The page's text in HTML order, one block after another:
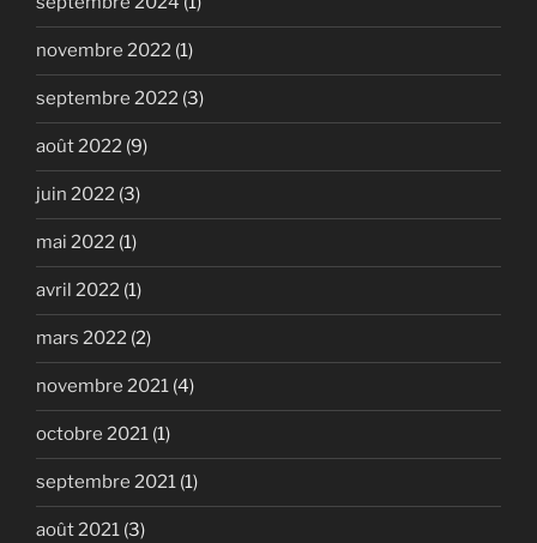
novembre 2022 (1)
septembre 2022 (3)
août 2022 (9)
juin 2022 (3)
mai 2022 (1)
avril 2022 (1)
mars 2022 (2)
novembre 2021 (4)
octobre 2021 (1)
septembre 2021 (1)
août 2021 (3)